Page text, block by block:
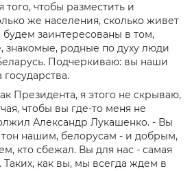
того, чтобы разместить и
же населения, сколько живет
заинтересованы в том,
знакомые, родные по духу люди
Подчеркиваю: вы наши
Президента, я этого не скрываю,
чтобы вы где-то меня не
Александр Лукашенко. - Вы
нашим, белорусам - и добрым,
кто сбежал. Вы для нас - самая
Таких, как вы, мы всегда ждем в